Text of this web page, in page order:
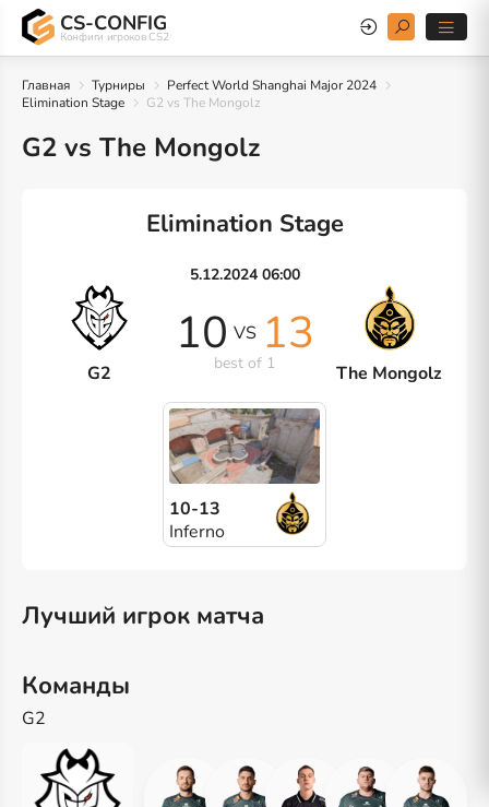
CS-CONFIG
Конфиги игроков CS2
Главная Турниры
Perfect World Shanghai Major 2024
Elimination Stage
G2 vs The Mongolz
G2 vs The Mongolz
Elimination Stage
5.12.2024 06:00
G2
10 VS 13
best of 1 The Mongolz
10-13
Inferno
Лучший игрок матча
Команды
G2